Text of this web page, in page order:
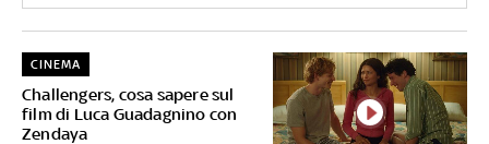
Challengers, cosa sapere sul
film di Luca Guadagnino con
Zendaya
CINEMA